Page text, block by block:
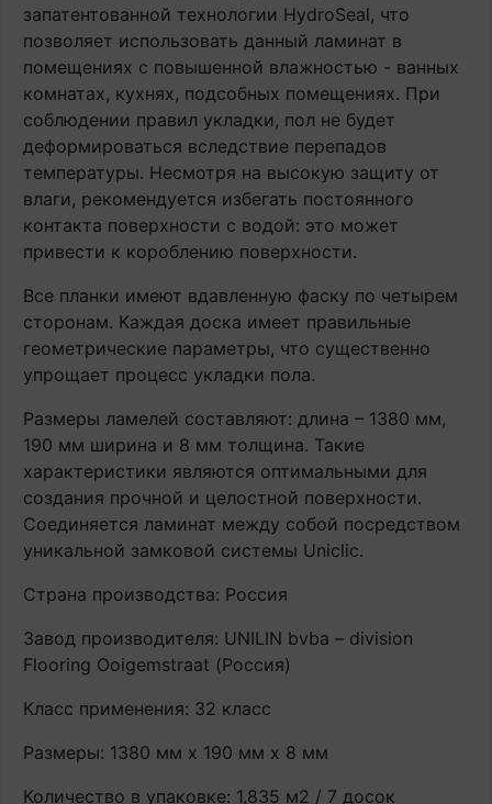
запатентованной технологии HydroSeal, что
позволяет использовать данный ламинат в
помещениях с повышенной влажностью - ванных
комнатах, кухнях, подсобных помещениях. При
соблюдении правил укладки, пол не будет
деформироваться вследствие перепадов
температуры. Несмотря на высокую защиту от
влаги, рекомендуется избегать постоянного
контакта поверхности с водой: это может
привести к короблению поверхности.
Все планки имеют вдавленную фаску по четырем
сторонам. Каждая доска имеет правильные
геометрические параметры, что существенно
упрощает процесс укладки пола.
Размеры ламелей составляют: длина – 1380 мм,
190 мм ширина и 8 мм толщина. Такие
характеристики являются оптимальными для
создания прочной и целостной поверхности.
Соединяется ламинат между собой посредством
уникальной замковой системы Uniclic.
Страна производства: Россия
Завод производителя: UNILIN bvba – division
Flooring Ooigemstraat (Россия)
Класс применения: 32 класс
Размеры: 1380 мм х 190 мм х 8 мм
Количество в упаковке: 1,835 м2 / 7 досок